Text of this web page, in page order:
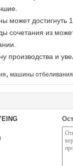
может достигнуть
сочетания из
производства и
, машины отбеливания